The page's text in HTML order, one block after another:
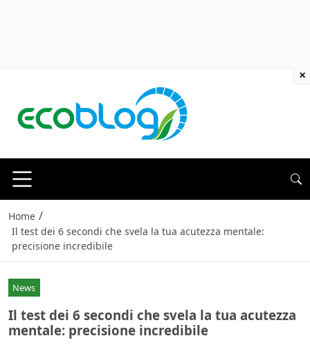
Home /
Il test dei 6 secondi che svela la tua acutezza mentale:
precisione incredibile
News
Il test dei 6 secondi che svela la tua acutezza
mentale: precisione incredibile
×